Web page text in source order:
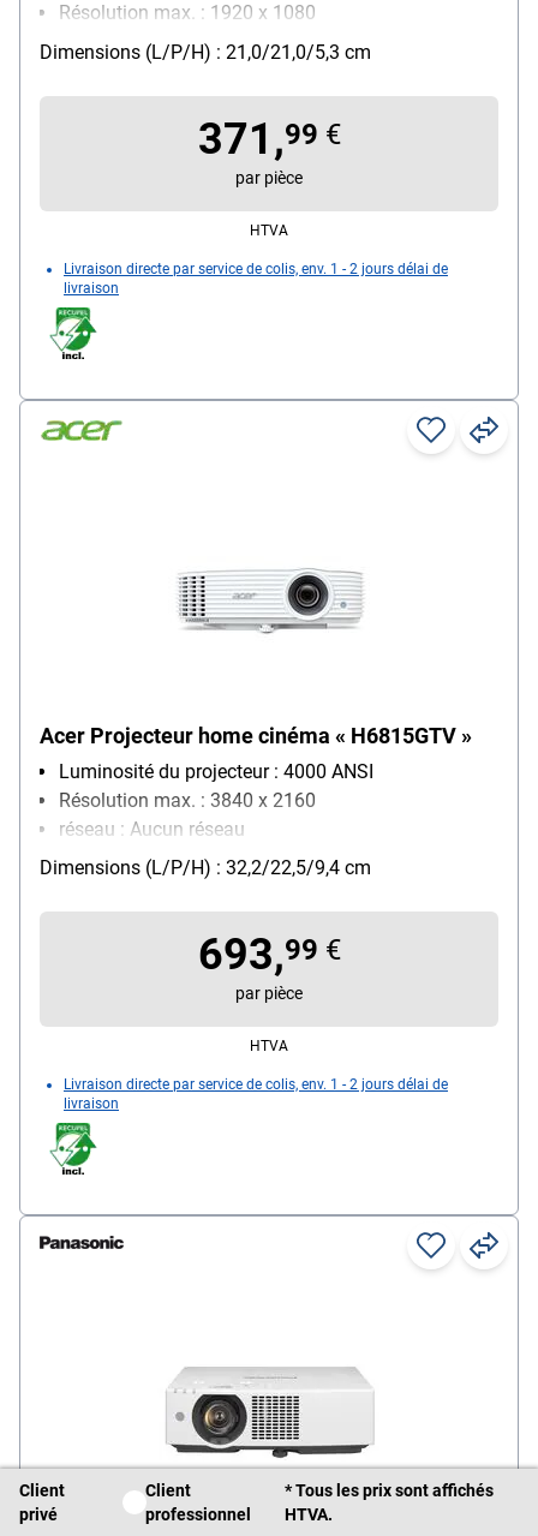
Résolution max. : 1920 x 1080
réseau : Aucun réseau
Dimensions (L/P/H) : 21,0/21,0/5,3 cm
371,99 €
par pièce
HTVA
Livraison directe par service de colis, env. 1 - 2 jours délai de
livraison
Acer Projecteur home cinéma « H6815GTV »
Luminosité du projecteur : 4000 ANSI
Résolution max. : 3840 x 2160
réseau : Aucun réseau
Dimensions (L/P/H) : 32,2/22,5/9,4 cm
693,99 €
par pièce
HTVA
Livraison directe par service de colis, env. 1 - 2 jours délai de
livraison
Client
privé
Client privé / Client professionnel
Client
professionnel
* Tous les prix sont affichés
HTVA.